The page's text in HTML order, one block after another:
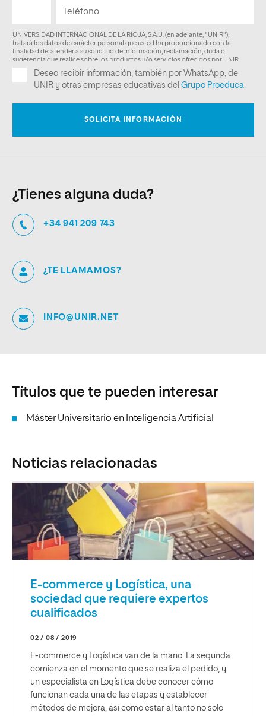
¿Tienes alguna duda?
+34 941 209 743
¿TE LLAMAMOS?
INFO@UNIR.NET
Títulos que te pueden interesar
Máster Universitario en Inteligencia Artificial
Noticias relacionadas
E-commerce y Logística, una
sociedad que requiere expertos
cualificados
02 / 08 / 2019
E-commerce y Logística van de la mano. La segunda
comienza en el momento que se realiza el pedido, y
un especialista en Logística debe conocer cómo
funcionan cada una de las etapas y establecer
métodos de mejora, así como estar al tanto no solo